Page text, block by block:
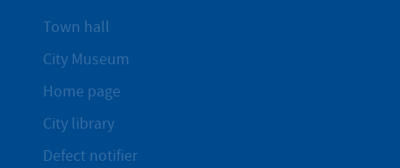
Town hall
City Museum
Home page
City library
Defect notifier